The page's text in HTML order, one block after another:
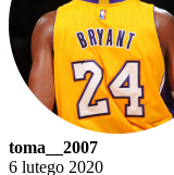
toma__2007
6 lutego 2020